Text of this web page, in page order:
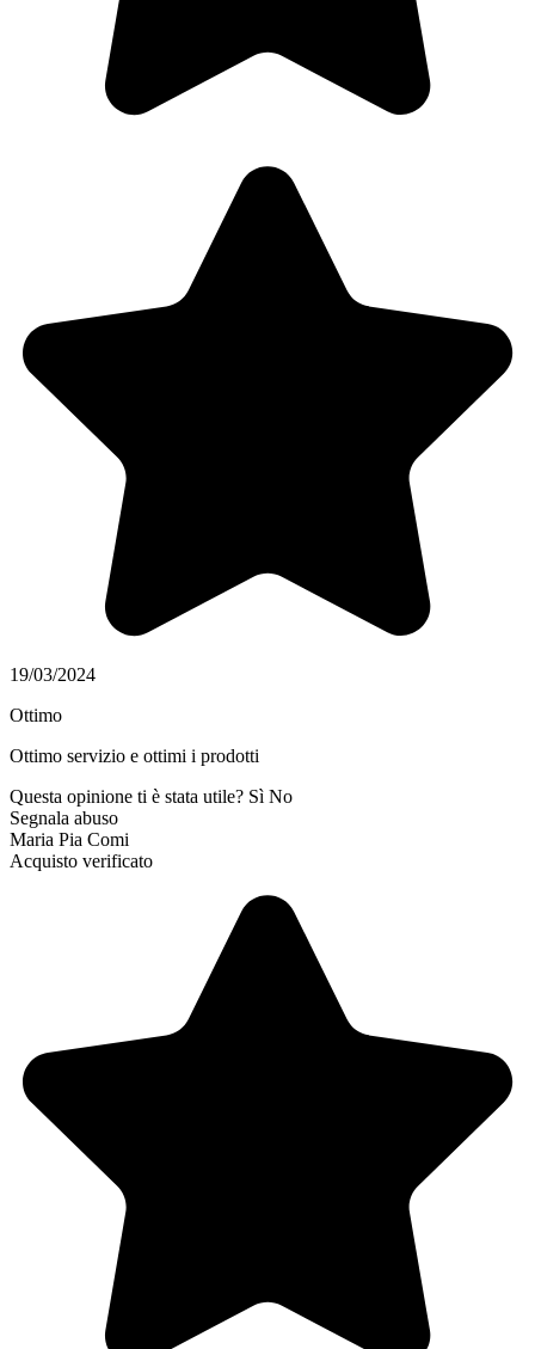
19/03/2024
Ottimo
Ottimo servizio e ottimi i prodotti
Questa opinione ti è stata utile? Sì No
Segnala abuso
Maria Pia Comi
Acquisto verificato